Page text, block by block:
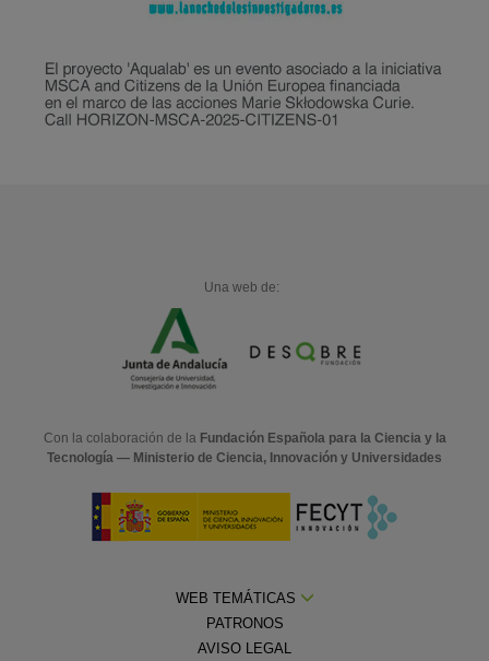
Una web de:
Con la colaboración de la Fundación Española para la Ciencia y la
Tecnología — Ministerio de Ciencia, Innovación y Universidades
WEB TEMÁTICAS
PATRONOS
AVISO LEGAL